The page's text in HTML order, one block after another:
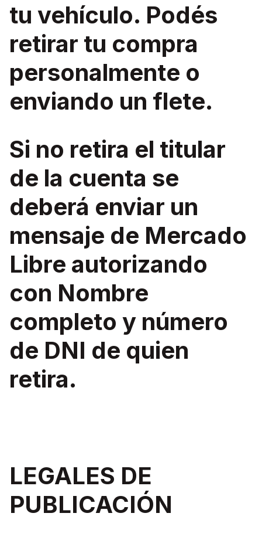
tu vehículo. Podés
retirar tu compra
personalmente o
enviando un flete.
Si no retira el titular
de la cuenta se
deberá enviar un
mensaje de Mercado
Libre autorizando
con Nombre
completo y número
de DNI de quien
retira.
LEGALES DE
PUBLICACIÓN